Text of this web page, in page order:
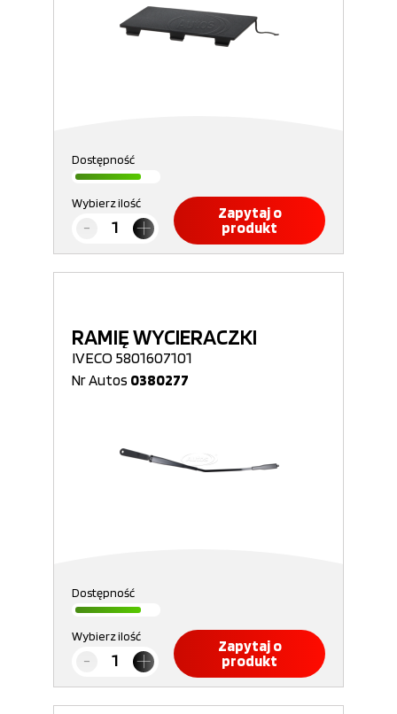
Dostępność
Wybierz ilość
Zapytaj o
produkt
RAMIĘ WYCIERACZKI
IVECO 5801607101
Nr Autos 0380277
Dostępność
Wybierz ilość
Zapytaj o
produkt